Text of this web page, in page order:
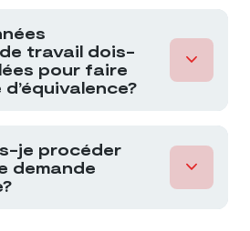
travail dois-
pour faire
je procéder
demande